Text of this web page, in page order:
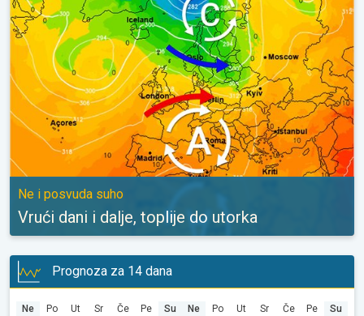
Ne i posvuda suho
Vrući dani i dalje, toplije do utorka
Prognoza za 14 dana
Ne Po Ut Sr Če Pe Su Ne Po Ut Sr Če Pe Su